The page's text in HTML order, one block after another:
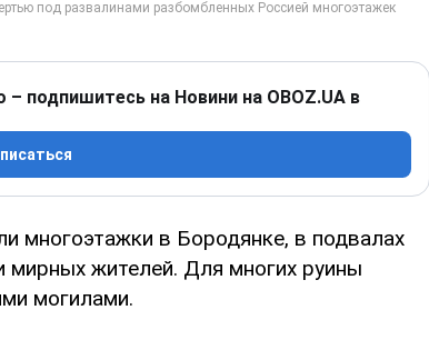
– подпишитесь на Новини на OBOZ.UA в
многоэтажки в Бородянке, в подвалах
мирных жителей. Для многих руины
могилами.